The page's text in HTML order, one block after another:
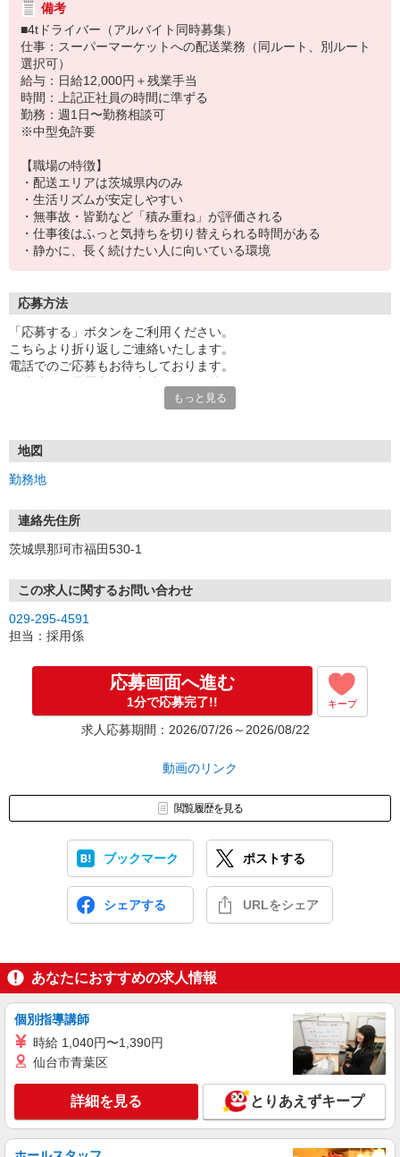
備考
■4tドライバー（アルバイト同時募集）
仕事：スーパーマーケットへの配送業務（同ルート、別ルート
選択可）
給与：日給12,000円＋残業手当
時間：上記正社員の時間に準ずる
勤務：週1日〜勤務相談可
※中型免許要
【職場の特徴】
・配送エリアは茨城県内のみ
・生活リズムが安定しやすい
・無事故・皆勤など「積み重ね」が評価される
・仕事後はふっと気持ちを切り替えられる時間がある
・静かに、長く続けたい人に向いている環境
応募方法
「応募する」ボタンをご利用ください。
こちらより折り返しご連絡いたします。
電話でのご応募もお待ちしております。
もっと見る
地図
勤務地
連絡先住所
茨城県那珂市福田530-1
この求人に関するお問い合わせ
029-295-4591
担当：採用係
応募画面へ進む
1分で応募完了!! キープ
求人応募期間：2026/07/26～2026/08/22
動画のリンク
閲覧履歴を見る
ブックマーク ポストする
シェアする URLをシェア
あなたにおすすめの求人情報
個別指導講師
時給 1,040円〜1,390円
仙台市青葉区
詳細を見る とりあえずキープ